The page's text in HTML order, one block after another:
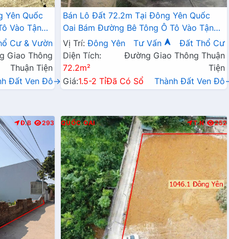
Yên Quốc
Vào Tận
Phù
Cư & Vườn
Giao Thông
Thuận Tiện
Đất Ven Đô→
Bán Lô Đất 72.2m Tại Đông Yên Quốc
Oai Bám Đường Bê Tông Ô Tô Vào Tận
Đất Dân Cư Đông Đúc Đầy Đủ Tiện NGhi
Giá Đầu Tư
Vị Trí: Đông Yên Tư Vấn
Đất Thổ Cư
Diện Tích:
72.2m²
Đường Giao Thông Thuận
Tiện
Giá:1.5-2 TỉĐã Có Sổ Thành Đất Ven
Đ.B 293 QUỐC OAI T.N 252